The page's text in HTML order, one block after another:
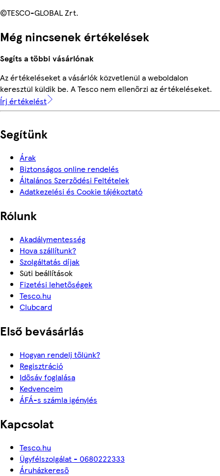
©TESCO-GLOBAL Zrt.
Még nincsenek értékelések
Segíts a többi vásárlónak
Az értékeléseket a vásárlók közvetlenül a weboldalon
keresztül küldik be. A Tesco nem ellenőrzi az értékeléseket.
Írj értékelést
Segítünk
Árak
Biztonságos online rendelés
Általános Szerződési Feltételek
Adatkezelési és Cookie tájékoztató
Rólunk
Akadálymentesség
Hova szállítunk?
Szolgáltatás díjak
Süti beállítások
Fizetési lehetőségek
Tesco.hu
Clubcard
Első bevásárlás
Hogyan rendelj tőlünk?
Regisztráció
Idősáv foglalása
Kedvenceim
ÁFÁ-s számla igénylés
Kapcsolat
Tesco.hu
Ügyfélszolgálat - 0680222333
Áruházkereső